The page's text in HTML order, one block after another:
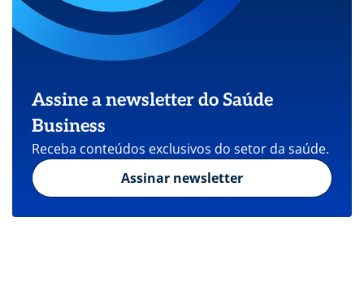
Assine a newsletter do Saúde
Business
Receba conteúdos exclusivos do setor da saúde.
Assinar newsletter